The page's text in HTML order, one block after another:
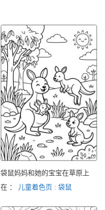
袋鼠妈妈和她的宝宝在草原上
在 ：
儿童着色页 : 袋鼠